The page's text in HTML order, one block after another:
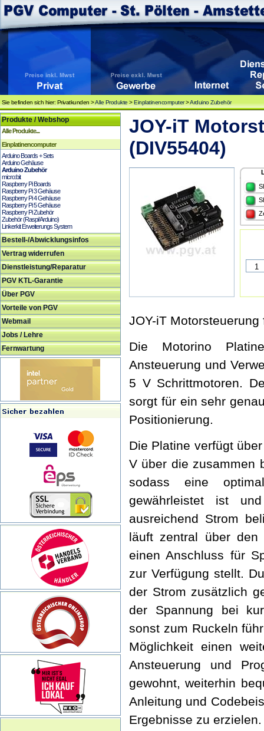
Sie befinden sich hier: Privatkunden >Alle Produkte >Einplatinencomputer>Arduino Zubehör
Produkte / Webshop
Alle Produkte...
Einplatinencomputer
Arduino Boards + Sets
Arduino Gehäuse
Arduino Zubehör
micro:bit
Raspberry Pi Boards
Raspberry Pi 3 Gehäuse
Raspberry Pi 4 Gehäuse
Raspberry Pi 5 Gehäuse
Raspberry Pi Zubehör
Zubehör (Raspi/Arduino)
Linkerkit Erweiterungs System
Bestell-/Abwicklungsinfos
Vertrag widerrufen
Dienstleistung/Reparatur
PGV KTL-Garantie
Über PGV
Vorteile von PGV
Webmail
Jobs / Lehre
Fernwartung
JOY-iT
(DIV55404)
JOY-iT Motorsteuerung
Die Motorino
Ansteuerung und
5 V Schrittmotoren.
sorgt für ein sehr
Positionierung.
Die Platine verfügt
V über die zusammen
sodass eine
gewährleistet ist
ausreichend Strom
läuft zentral über
einen Anschluss für
zur Verfügung stellt.
der Strom zusätzlich
der Spannung bei
sonst zum Ruckeln
Möglichkeit einen
Ansteuerung und
gewohnt, weiterhin
Anleitung und
Ergebnisse zu